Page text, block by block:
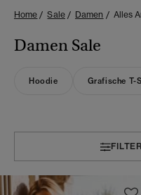
Home Sale Damen Alles
Damen Sale
Hoodie Grafische T-